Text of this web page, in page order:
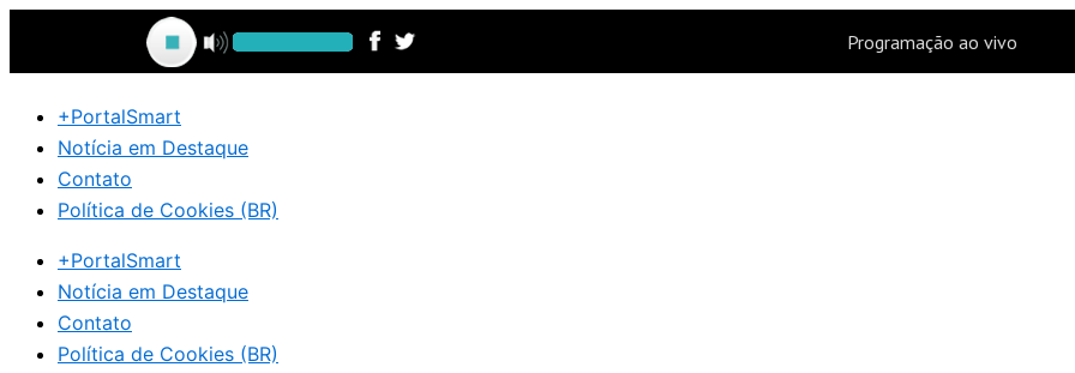
Ir
o
conteúdo+PortalSmart
Notícia em Destaque
Contato
Política de Cookies (BR)
+PortalSmart
Notícia em Destaque
Contato
Política de Cookies (BR)